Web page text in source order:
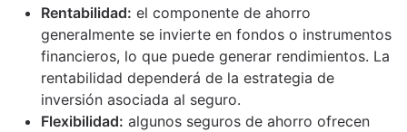
Rentabilidad: el componente de ahorro
generalmente se invierte en fondos o instrumentos
financieros, lo que puede generar rendimientos. La
rentabilidad dependerá de la estrategia de
inversión asociada al seguro.
Flexibilidad: algunos seguros de ahorro ofrecen